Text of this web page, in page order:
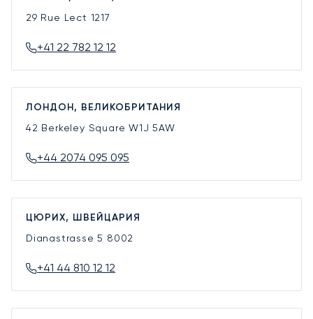
29 Rue Lect 1217
+41 22 782 12 12
ЛОНДОН, ВЕЛИКОБРИТАНИЯ
42 Berkeley SquareW1J 5AW
+44 2074 095 095
ЦЮРИХ, ШВЕЙЦАРИЯ
Dianastrasse 5 8002
+41 44 810 12 12